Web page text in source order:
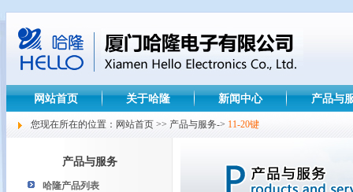
网站首页 关于哈隆 新闻中心 产品与
您现在所在的位置：网站首页 >> 产品与服务-> 11-20键
产品与服务
哈隆产品列表